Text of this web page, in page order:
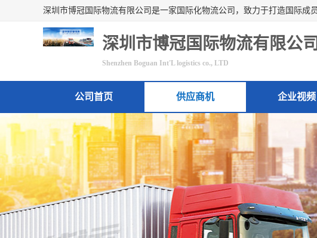
深圳市博冠国际物流有限公司
Shenzhen Boguan Int'L logistics co., LTD
公司首页 供应商机 企业视频
联系方式